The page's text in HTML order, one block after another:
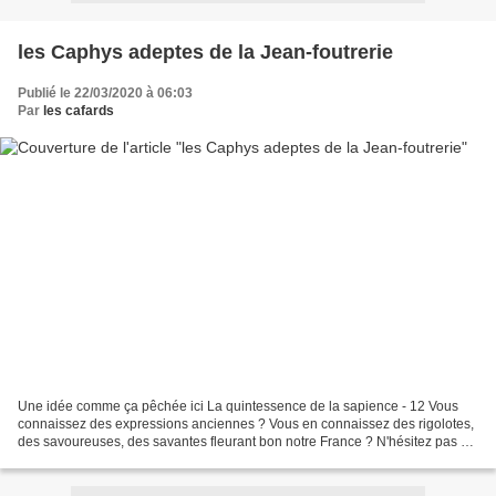
les Caphys adeptes de la Jean-foutrerie
Publié le 22/03/2020 à 06:03
Par les cafards
Une idée comme ça pêchée ici La quintessence de la sapience - 12 Vous
connaissez des expressions anciennes ? Vous en connaissez des rigolotes,
des savoureuses, des savantes fleurant bon notre France ? N'hésitez pas et